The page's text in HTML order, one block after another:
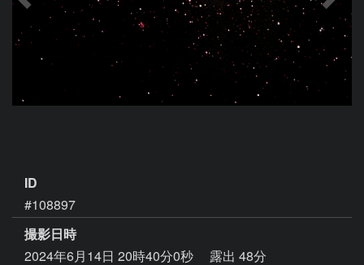
ID
#108897
撮影日時
2024年6月14日 20時40分0秒
露出 48分